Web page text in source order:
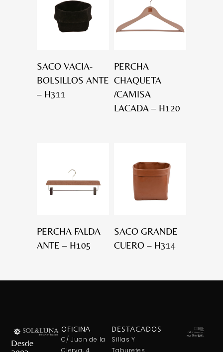
SACO VACIA-
BOLSILLOS ANTE
– H311
PERCHA
CHAQUETA
/CAMISA
LACADA – H120
PERCHA FALDA
ANTE – H105
SACO GRANDE
CUERO – H314
Desde
OFICINA
C/ Juan de la
DESTACADOS
Sillas Y